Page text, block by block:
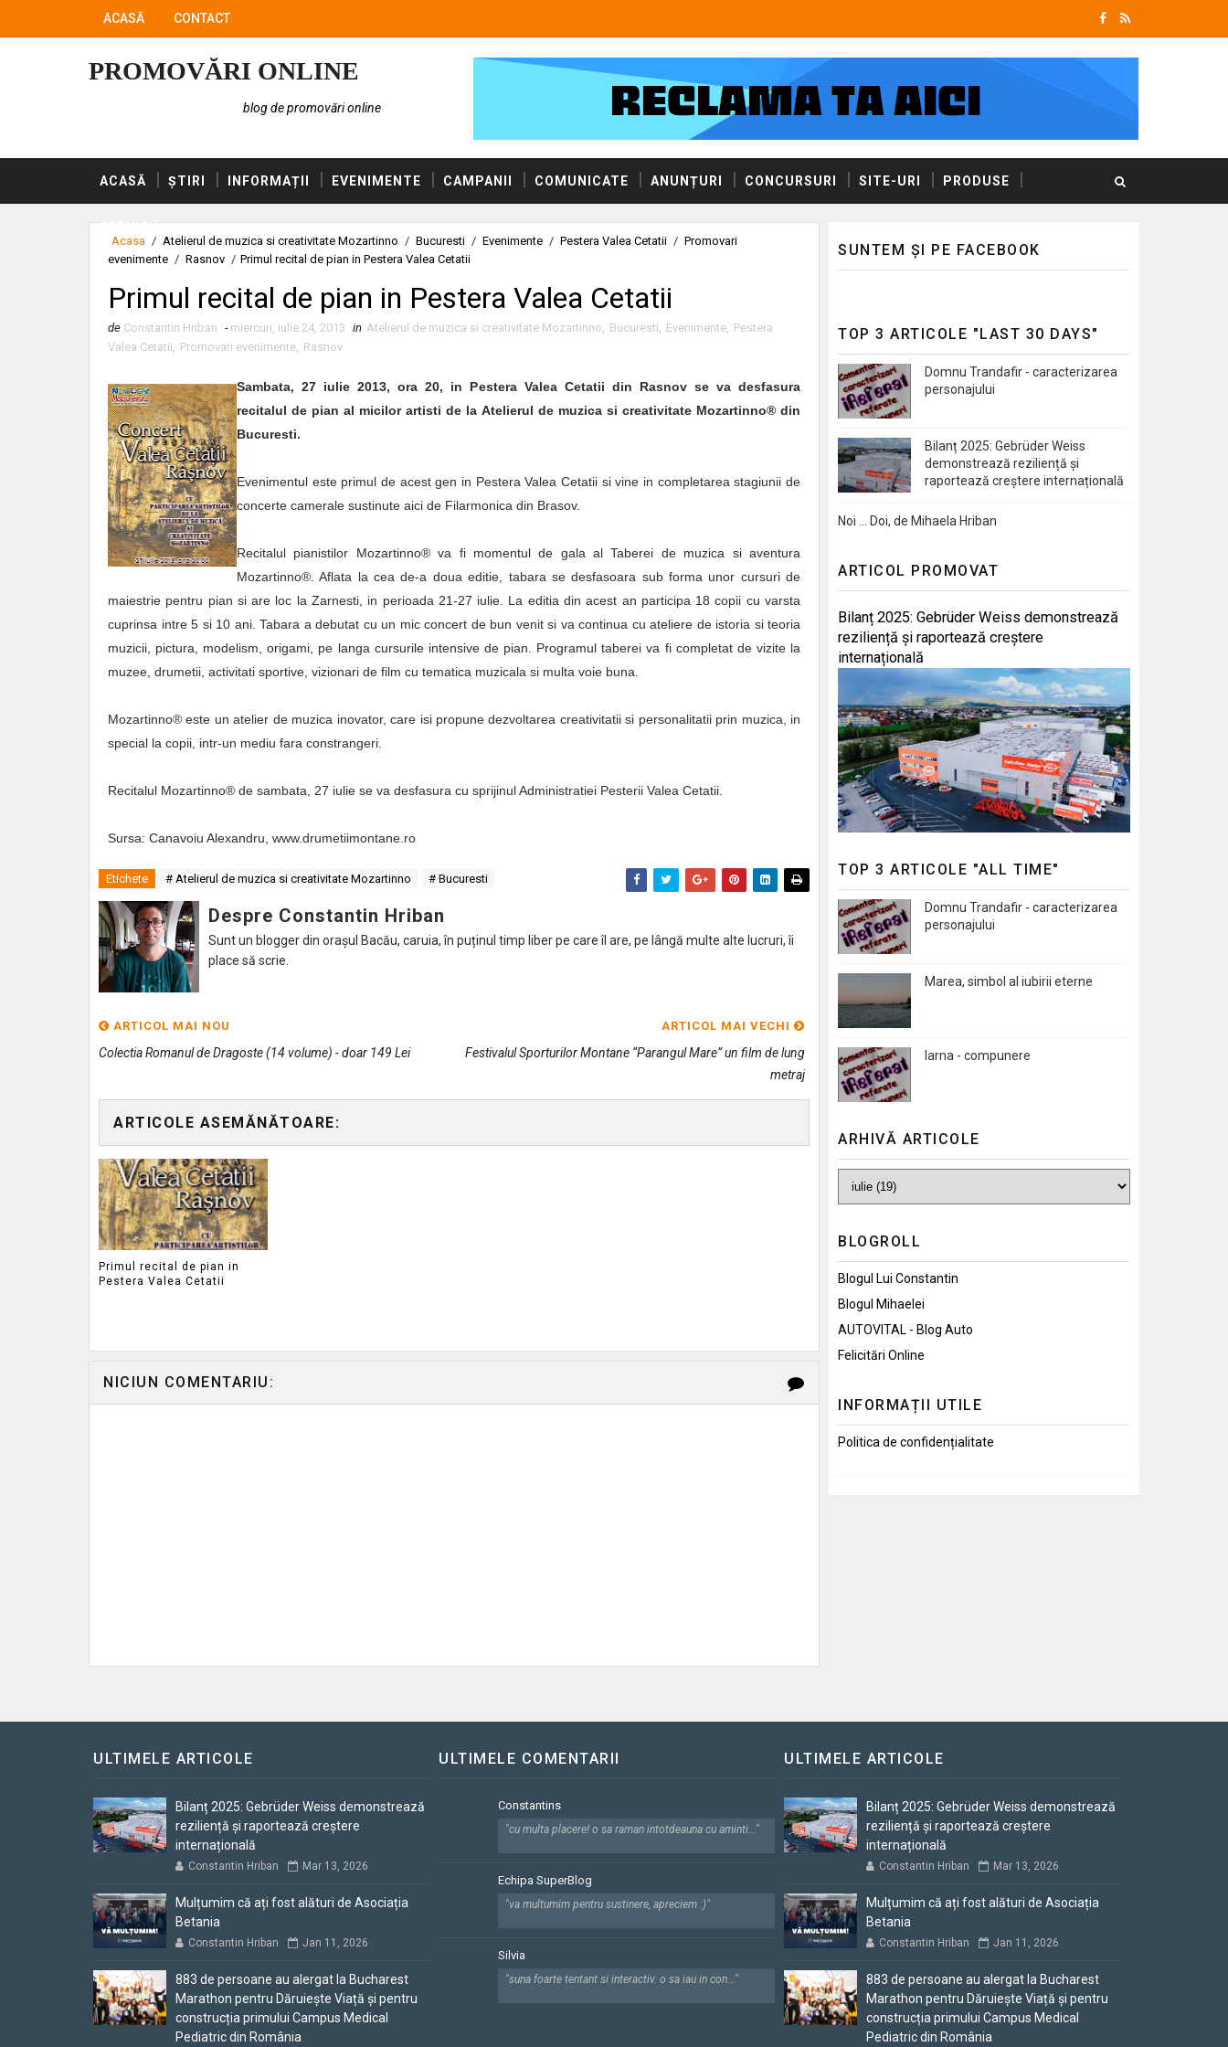
ACASĂ CONTACT
PROMOVĂRI ONLINE
blog de promovări online
ACASĂ ȘTIRI INFORMAȚII EVENIMENTE CAMPANII COMUNICATE ANUNȚURI CONCURSURI SITE-URI PRODUSE
SERVICII
Acasa / Atelierul de muzica si creativitate Mozartinno / Bucuresti / Evenimente / Pestera Valea Cetatii / Promovari
evenimente / Rasnov / Primul recital de pian in Pestera Valea Cetatii
Primul recital de pian in Pestera Valea Cetatii
de Constantin Hriban - miercuri, iulie 24, 2013 in Atelierul de muzica si creativitate Mozartinno, Bucuresti, Evenimente, Pestera
Valea Cetatii, Promovari evenimente, Rasnov
Sambata, 27 iulie 2013, ora 20, in Pestera Valea Cetatii din Rasnov se va desfasura
recitalul de pian al micilor artisti de la Atelierul de muzica si creativitate Mozartinno® din
Bucuresti.
Evenimentul este primul de acest gen in Pestera Valea Cetatii si vine in completarea stagiunii de
concerte camerale sustinute aici de Filarmonica din Brasov.
Recitalul pianistilor Mozartinno®va fi momentul de gala al Taberei de muzica si aventura
Mozartinno® . Aflata la cea de-a doua editie, tabara se desfasoara sub forma unor cursuri de
maiestrie pentru pian si are loc la Zarnesti, in perioada 21-27 iulie. La editia din acest an participa 18 copii cu varsta
cuprinsa intre 5 si 10 ani. Tabara a debutat cu un mic concert de bun venit si va continua cu ateliere de istoria si teoria
muzicii, pictura, modelism, origami, pe langa cursurile intensive de pian. Programul taberei va fi completat de vizite la
muzee, drumetii, activitati sportive, vizionari de film cu tematica muzicala si multa voie buna.
Mozartinno® este un atelier de muzica inovator, care isi propune dezvoltarea creativitatii si personalitatii prin muzica, in
special la copii, intr-un mediu fara constrangeri.
Recitalul Mozartinno® de sambata, 27 iulie se va desfasura cu sprijinul Administratiei Pesterii Valea Cetatii.
Sursa: Canavoiu Alexandru, www.drumetiimontane.ro
Etichete # Atelierul de muzica si creativitate Mozartinno # Bucuresti
Despre Constantin Hriban
Sunt un blogger din orașul Bacău, caruia, în puținul timp liber pe care îl are, pe lângă multe alte lucruri, îi
place să scrie.
ARTICOL MAI NOU
Colectia Romanul de Dragoste (14 volume) - doar 149 Lei
ARTICOL MAI VECHI
Festivalul Sporturilor Montane “Parangul Mare” un film de lung
metraj
ARTICOLE ASEMĂNĂTOARE:
Primul recital de pian in
Pestera Valea Cetatii
NICIUN COMENTARIU:
SUNTEM ȘI PE FACEBOOK
TOP 3 ARTICOLE "LAST 30 DAYS"
Domnu Trandafir - caracterizarea
personajului
Bilanț 2025: Gebrüder Weiss
demonstrează reziliență și
raportează creștere internațională
Noi … Doi, de Mihaela Hriban
ARTICOL PROMOVAT
Bilanț 2025: Gebrüder Weiss demonstrează
reziliență și raportează creștere
internațională
TOP 3 ARTICOLE "ALL TIME"
Domnu Trandafir - caracterizarea
personajului
Marea, simbol al iubirii eterne
Iarna - compunere
ARHIVĂ ARTICOLE
BLOGROLL
Blogul Lui Constantin
Blogul Mihaelei
AUTOVITAL - Blog Auto
Felicitări Online
INFORMAȚII UTILE
Politica de confidențialitate
ULTIMELE ARTICOLE
Bilanț 2025: Gebrüder Weiss demonstrează
reziliență și raportează creștere
internațională
Constantin Hriban Mar 13, 2026
Mulțumim că ați fost alături de Asociația
Betania
Constantin Hriban Jan 11, 2026
883 de persoane au alergat la Bucharest
Marathon pentru Dăruiește Viață și pentru
construcția primului Campus Medical
Pediatric din România
ULTIMELE COMENTARII
Constantins
"cu multa placere! o sa raman intotdeauna cu aminti..."
Echipa SuperBlog
"va multumim pentru sustinere, apreciem :)"
Silvia
"suna foarte tentant si interactiv. o sa iau in con..."
ULTIMELE ARTICOLE
Bilanț 2025: Gebrüder Weiss demonstrează
reziliență și raportează creștere
internațională
Constantin Hriban Mar 13, 2026
Mulțumim că ați fost alături de Asociația
Betania
Constantin Hriban Jan 11, 2026
883 de persoane au alergat la Bucharest
Marathon pentru Dăruiește Viață și pentru
construcția primului Campus Medical
Pediatric din România